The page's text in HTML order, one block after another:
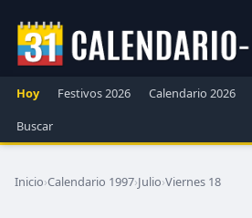
Hoy Festivos 2026 Calendario 2026
Buscar
Inicio›Calendario 1997›Julio›Viernes 18